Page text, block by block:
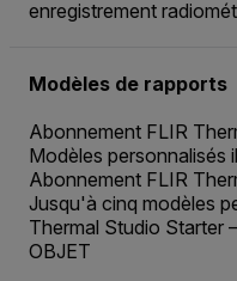
enregistrement
Modèles de rapports
Abonnement FLIR
Modèles personnalisés
Abonnement FLIR
Jusqu'à cinq modèles
Thermal Studio Starter
OBJET